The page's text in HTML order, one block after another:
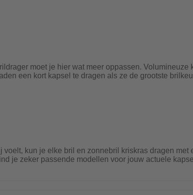
moet je hier wat meer oppassen. Volumineuze
een kort kapsel te dragen als ze de grootste
kun je elke bril en zonnebril kriskras dragen met
je zeker passende modellen voor jouw actuele